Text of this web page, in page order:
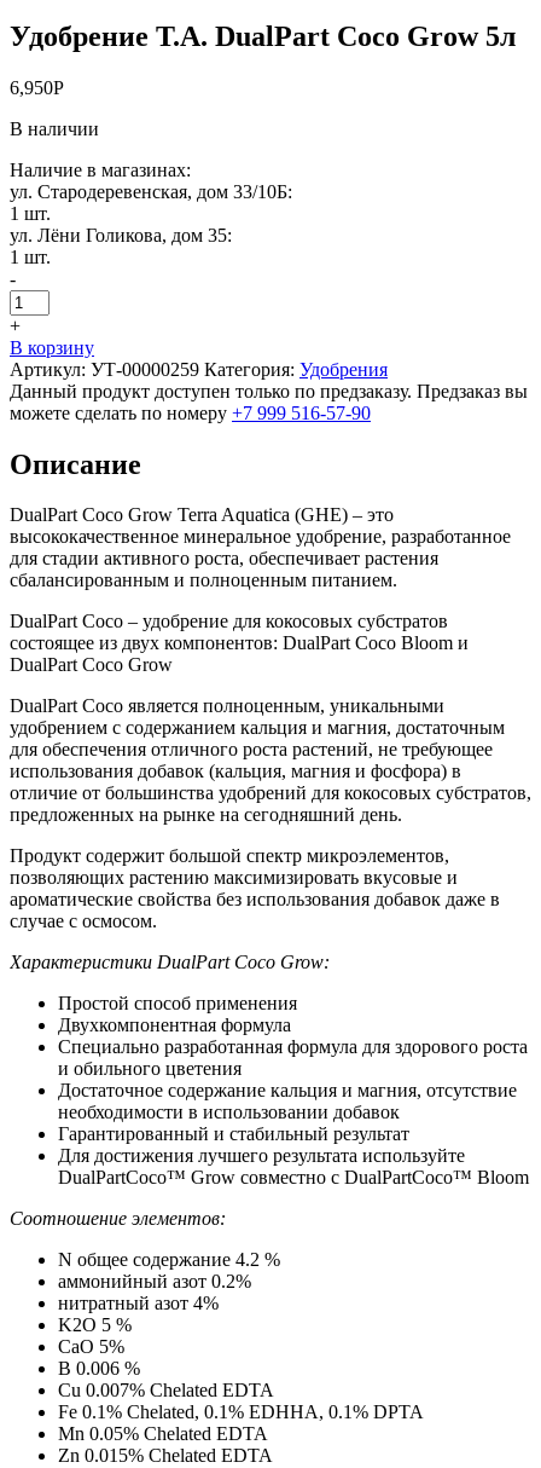
Удобрение T.A. DualPart Coco Grow 5л
6,950Р
В наличии
Наличие в магазинах:
ул. Стародеревенская, дом 33/10Б:
1 шт.
ул. Лёни Голикова, дом 35:
1 шт.
-
+
В корзину
Артикул: УТ-00000259 Категория: Удобрения
Данный продукт доступен только по предзаказу. Предзаказ вы
можете сделать по номеру +7 999 516-57-90
Описание
DualPart Coco Grow Terra Aquatica (GHE) – это
высококачественное минеральное удобрение, разработанное
для стадии активного роста, обеспечивает растения
сбалансированным и полноценным питанием.
DualPart Coco – удобрение для кокосовых субстратов
состоящее из двух компонентов: DualPart Coco Bloom и
DualPart Coco Grow
DualPart Coco является полноценным, уникальными
удобрением с содержанием кальция и магния, достаточным
для обеспечения отличного роста растений, не требующее
использования добавок (кальция, магния и фосфора) в
отличие от большинства удобрений для кокосовых субстратов,
предложенных на рынке на сегодняшний день.
Продукт содержит большой спектр микроэлементов,
позволяющих растению максимизировать вкусовые и
ароматические свойства без использования добавок даже в
случае с осмосом.
Характеристики DualPart Coco Grow:
Простой способ применения
Двухкомпонентная формула
Специально разработанная формула для здорового роста
и обильного цветения
Достаточное содержание кальция и магния, отсутствие
необходимости в использовании добавок
Гарантированный и стабильный результат
Для достижения лучшего результата используйте
DualPartCoco™ Grow совместно с DualPartCoco™ Bloom
Соотношение элементов:
N общее содержание 4.2 %
аммонийный азот 0.2%
нитратный азот 4%
K2O 5 %
CaO 5%
B 0.006 %
Cu 0.007% Chelated EDTA
Fe 0.1% Chelated, 0.1% EDHHA, 0.1% DPTA
Mn 0.05% Chelated EDTA
Zn 0.015% Chelated EDTA